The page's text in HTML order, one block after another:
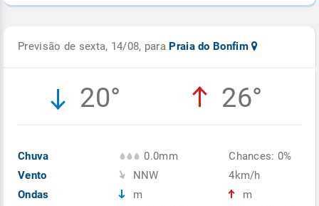
Previsão de sexta, 14/08, para Praia do Bonfim
20° 26°
Chuva
Vento
Ondas
0.0mm
NNW
m
Chances: 0%
4km/h
m